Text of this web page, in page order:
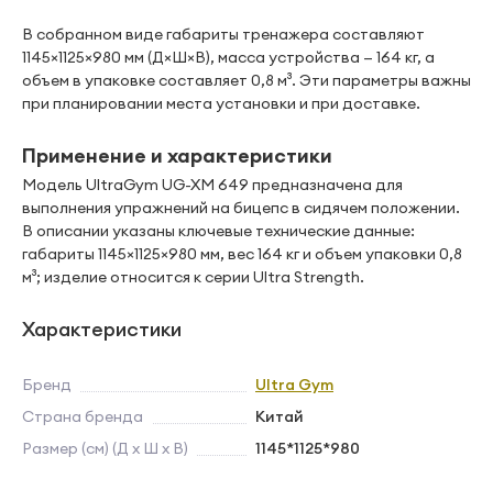
В собранном виде габариты тренажера составляют
1145×1125×980 мм (Д×Ш×В), масса устройства — 164 кг, а
объем в упаковке составляет 0,8 м³. Эти параметры важны
при планировании места установки и при доставке.
Применение и характеристики
Модель UltraGym UG-XM 649 предназначена для
выполнения упражнений на бицепс в сидячем положении.
В описании указаны ключевые технические данные:
габариты 1145×1125×980 мм, вес 164 кг и объем упаковки 0,8
м³; изделие относится к серии Ultra Strength.
Характеристики
Бренд
Ultra Gym
Страна бренда
Китай
Размер (см) (Д х Ш х В)
1145*1125*980